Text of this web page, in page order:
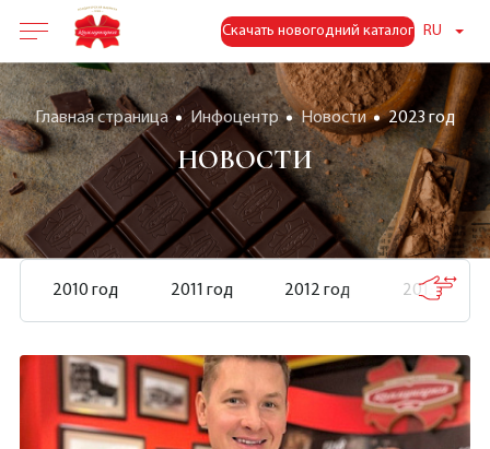
Скачать новогодний каталог RU
Главная страница Инфоцентр Новости 2023 год
НОВОСТИ
2010 год 2011 год 2012 год 2013 год